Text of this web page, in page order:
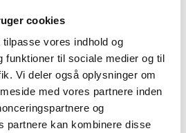
cookies
vores indhold og
funktioner til sociale medier og til
Vi deler også oplysninger om
med vores partnere inden
og
partnere kan kombinere disse